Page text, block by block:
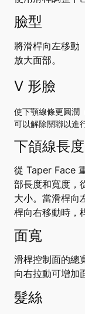
臉型
將滑桿向左移動
放大面部。
V 形臉
使下顎線條更圓潤
可以解除關聯以進
下頜線長度
從 Taper Face
部長度和寬度，
大小。當滑桿向
桿向右移動時，
面寬
滑桿控制面的總
向右拉動可增加
髮絲